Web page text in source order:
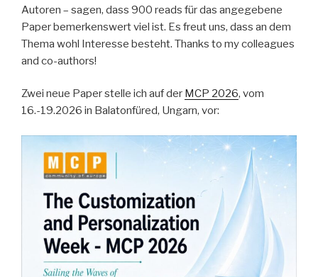
Autoren – sagen, dass 900 reads für das angegebene
Paper bemerkenswert viel ist. Es freut uns, dass an dem
Thema wohl Interesse besteht. Thanks to my colleagues
and co-authors!
Zwei neue Paper stelle ich auf der MCP 2026, vom
16.-19.2026 in Balatonfüred, Ungarn, vor: